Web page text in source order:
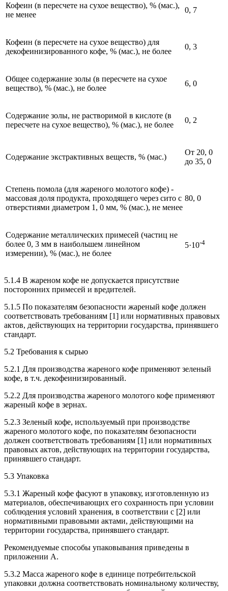
Кофеин (в пересчете на сухое вещество), % (мас.),
не менее
0, 7
Кофеин (в пересчете на сухое вещество) для
декофеинизированного кофе, % (мас.), не более
0, 3
Общее содержание золы (в пересчете на сухое
вещество), % (мас.), не более
6, 0
Содержание золы, не растворимой в кислоте (в
пересчете на сухое вещество), % (мас.), не более
0, 2
Содержание экстрактивных веществ, % (мас.)
От 20, 0
до 35, 0
Степень помола (для жареного молотого кофе) -
массовая доля продукта, проходящего через сито с
отверстиями диаметром 1, 0 мм, % (мас.), не менее
80, 0
Содержание металлических примесей (частиц не
более 0, 3 мм в наибольшем линейном
измерении), % (мас.), не более
5·10-4
5.1.4 В жареном кофе не допускается присутствие
посторонних примесей и вредителей.
5.1.5 По показателям безопасности жареный кофе должен
соответствовать требованиям [1] или нормативных правовых
актов, действующих на территории государства, принявшего
стандарт.
5.2 Требования к сырью
5.2.1 Для производства жареного кофе применяют зеленый
кофе, в т.ч. декофеинизированный.
5.2.2 Для производства жареного молотого кофе применяют
жареный кофе в зернах.
5.2.3 Зеленый кофе, используемый при производстве
жареного молотого кофе, по показателям безопасности
должен соответствовать требованиям [1] или нормативных
правовых актов, действующих на территории государства,
принявшего стандарт.
5.3 Упаковка
5.3.1 Жареный кофе фасуют в упаковку, изготовленную из
материалов, обеспечивающих его сохранность при условии
соблюдения условий хранения, в соответствии с [2] или
нормативными правовыми актами, действующими на
территории государства, принявшего стандарт.
Рекомендуемые способы упаковывания приведены в
приложении А.
5.3.2 Масса жареного кофе в единице потребительской
упаковки должна соответствовать номинальному количеству,